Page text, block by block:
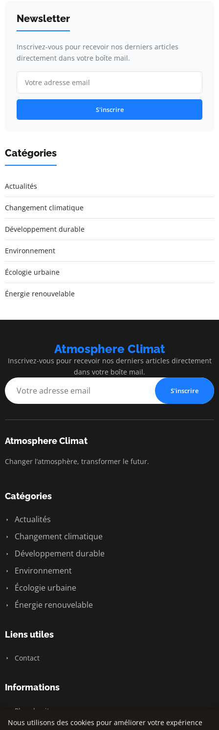
Newsletter
Inscrivez-vous pour recevoir nos derniers articles
directement dans votre boîte mail.
S'inscrire
Catégories
Actualités
Changement climatique
Développement durable
Environnement
Écologie urbaine
Énergie renouvelable
Atmosphere Climat
Inscrivez-vous pour recevoir nos derniers articles directement
dans votre boîte mail.
S'inscrire
Atmosphere Climat
Changer l’atmosphère, transformer le futur.
Catégories
Actualités
Changement climatique
Développement durable
Environnement
Écologie urbaine
Énergie renouvelable
Liens utiles
Contact
Informations
Plan du site
Nous utilisons des cookies pour améliorer votre expérience